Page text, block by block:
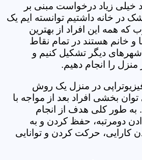
خیلی زیاد درخواست مبنی بر
در خانه داشتیم توانسته ایم یک
همه این افراد از بهترین
و خانم هستند در تمام نقاط
دیگر تشکیل کنیم و
را انجام دهیم.
در منزل یک روش
بخشی افراد بعد از مواجه با
طور کلی هدف از انجام
دومرتبه، حفظ کردن و به
کارایی، حرکت کردن و توانایی